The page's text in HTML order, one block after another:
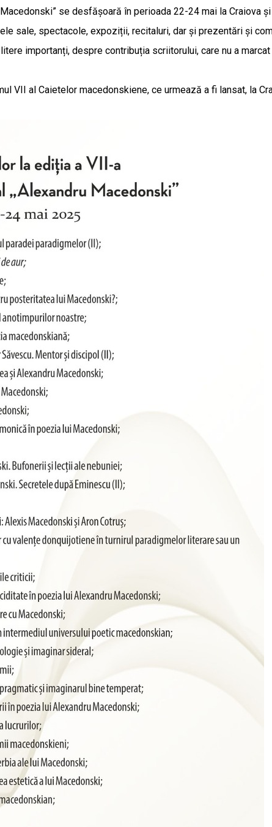
se desfășoară în perioada 22-24 mai la Craiova
sale, spectacole, expoziții, recitaluri, dar și prezentări și
importanți, despre contribuția scriitorului, care nu a
VII al Caietelor macedonskiene, ce urmează a fi lansat, la